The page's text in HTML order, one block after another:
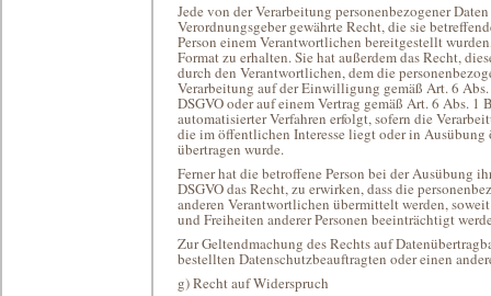
Jede von der Verarbeitung personenbezogener
Verordnungsgeber gewährte Recht, die sie
Person einem Verantwortlichen bereitgestellt
Format zu erhalten. Sie hat außerdem das Recht,
durch den Verantwortlichen, dem die
Verarbeitung auf der Einwilligung gemäß Art. 6
DSGVO oder auf einem Vertrag gemäß Art. 6 Abs.
automatisierter Verfahren erfolgt, sofern die
die im öffentlichen Interesse liegt oder in
übertragen wurde.
Ferner hat die betroffene Person bei der Ausübung
DSGVO das Recht, zu erwirken, dass die
anderen Verantwortlichen übermittelt werden,
und Freiheiten anderer Personen beeinträchtigt
Zur Geltendmachung des Rechts auf
bestellten Datenschutzbeauftragten oder einen
g) Recht auf Widerspruch